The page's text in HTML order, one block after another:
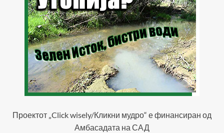
Проектот „Click wisely/Кликни мудро“ е финансиран од
Амбасадата на САД